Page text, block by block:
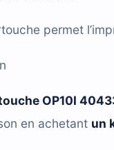
permet
OP10I
en achetant un